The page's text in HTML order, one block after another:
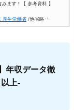
ます！ 【 参考資料 】
厚生労働省/他省略‥
年収データ徹
上-